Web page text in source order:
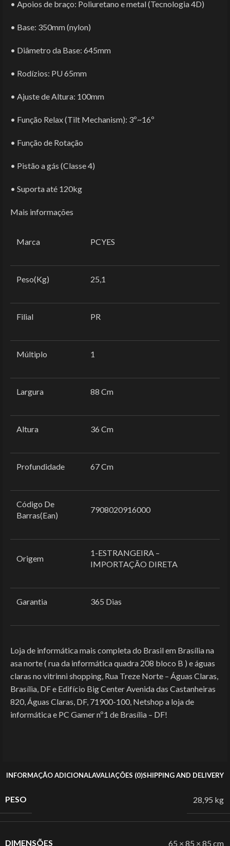
• Apoios de braço: Poliuretano e metal (Tecnologia 4D)
• Base: 350mm (nylon)
• Diâmetro da Base: 645mm
• Rodízios: PU 65mm
• Ajuste de Altura: 100mm
• Função Relax (Tilt Mechanism): 3º~16º
• Função de Rotação
• Pistão a gás (Classe 4)
• Suporta até 120kg
Mais informações
Marca PCYES
Peso(Kg) 25,1
Filial PR
Múltiplo 1
Largura 88 Cm
Altura 36 Cm
Profundidade 67 Cm
Código De
Barras(Ean)
7908020916000
Origem
1-ESTRANGEIRA –
IMPORTAÇÃO DIRETA
Garantia 365 Dias
Loja de informática mais completa do Brasil em Brasília na
asa norte ( rua da informática quadra 208 bloco B ) e águas
claras no vitrinni shopping, Rua Treze Norte – Águas Claras,
Brasília, DF e Edifício Big Center Avenida das Castanheiras
820, Águas Claras, DF, 71900-100, Netshop a loja de
informática e PC Gamer nº1 de Brasília – DF!
INFORMAÇÃO ADICIONALAVALIAÇÕES (0)SHIPPING AND DELIVERY
PESO 28,95 kg
DIMENSÕES 65 × 85 × 85 cm